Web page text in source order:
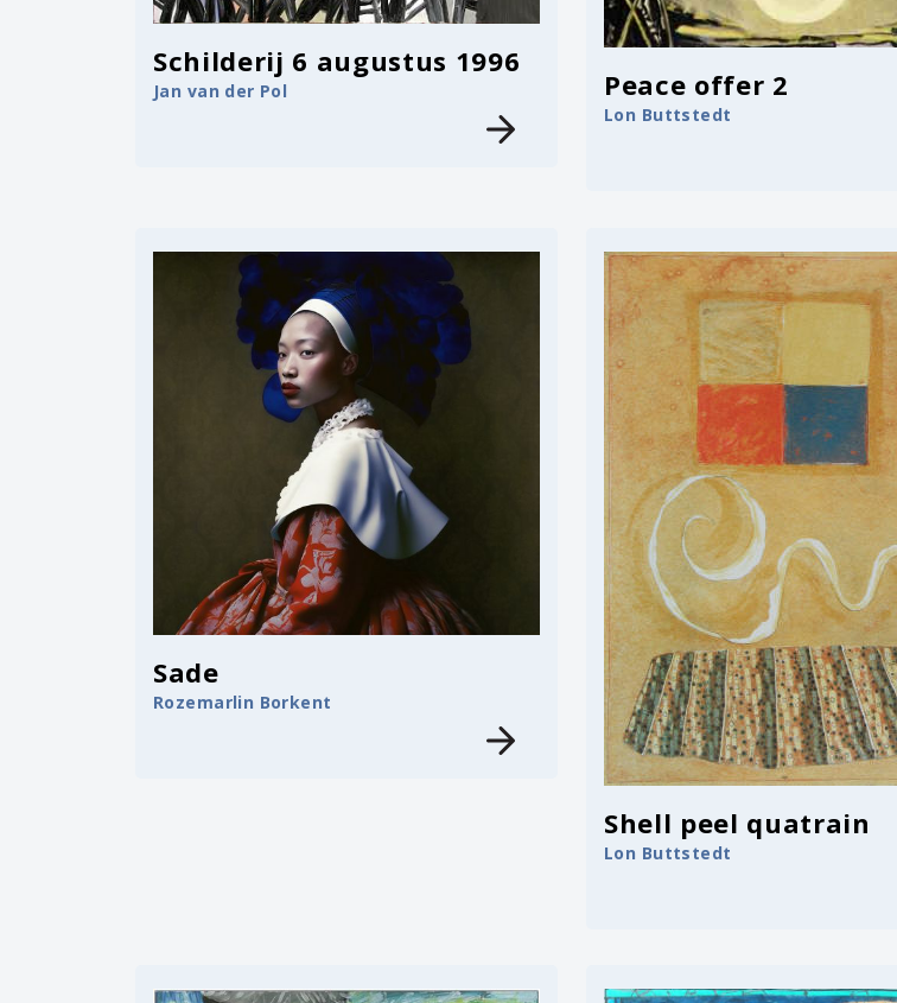
Schilderij 6 augustus 1996
Jan van der Pol Peace offer 2
Lon Buttstedt
Sade
Rozemarlin Borkent
Shell peel quatrain
Lon Buttstedt